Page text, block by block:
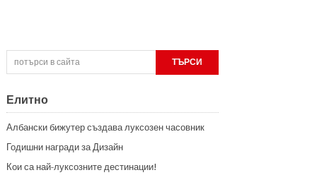
Елитно
Албански бижутер създава луксозен часовник
Годишни награди за Дизайн
Кои са най-луксозните дестинации!